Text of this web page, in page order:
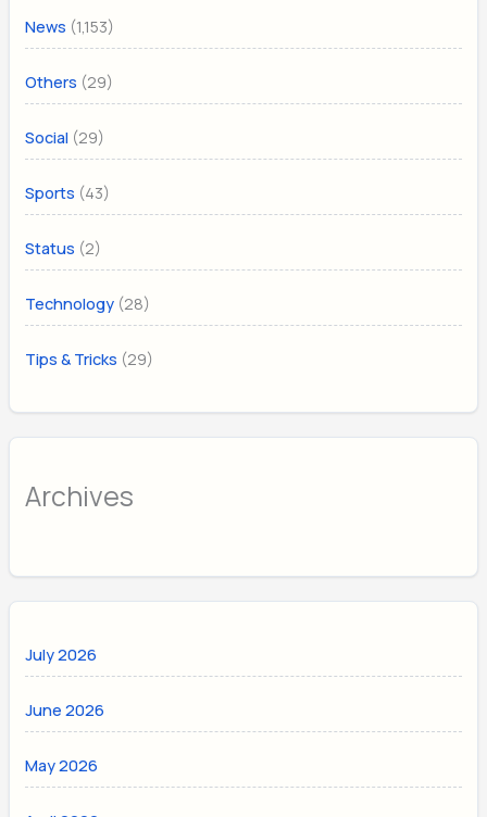
News (1,153)
Others (29)
Social (29)
Sports (43)
Status (2)
Technology (28)
Tips & Tricks (29)
Archives
July 2026
June 2026
May 2026